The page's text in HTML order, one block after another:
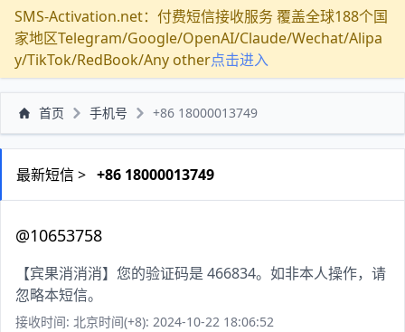
SMS-Activation.net：付费短信接收服务 覆盖全球188个国
家地区Telegram/Google/OpenAI/Claude/Wechat/Alipa
y/TikTok/RedBook/Any other点击进入
首页 手机号 +86 18000013749
最新短信 > +86 18000013749
@10653758
【宾果消消消】您的验证码是 466834。如非本人操作，请
忽略本短信。
接收时间: 北京时间(+8): 2024-10-22 18:06:52